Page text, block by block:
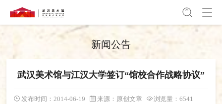
新闻公告
武汉美术馆与江汉大学签订“馆校合作战略协议”
发布时间：2014-06-19 来源：原创文章 浏览量：6541